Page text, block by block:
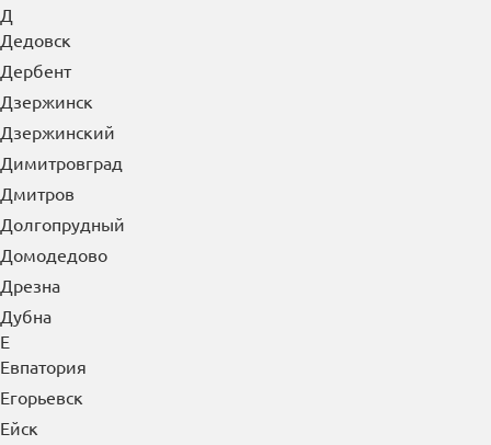
Д
Дедовск
Дербент
Дзержинск
Дзержинский
Димитровград
Дмитров
Долгопрудный
Домодедово
Дрезна
Дубна
Е
Евпатория
Егорьевск
Ейск